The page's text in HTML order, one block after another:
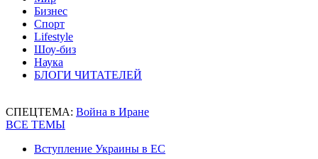
Бизнес
Спорт
Lifestyle
Шоу-биз
Наука
БЛОГИ ЧИТАТЕЛЕЙ
СПЕЦТЕМА: Война в Иране
ВСЕ ТЕМЫ
Вступление Украины в ЕС